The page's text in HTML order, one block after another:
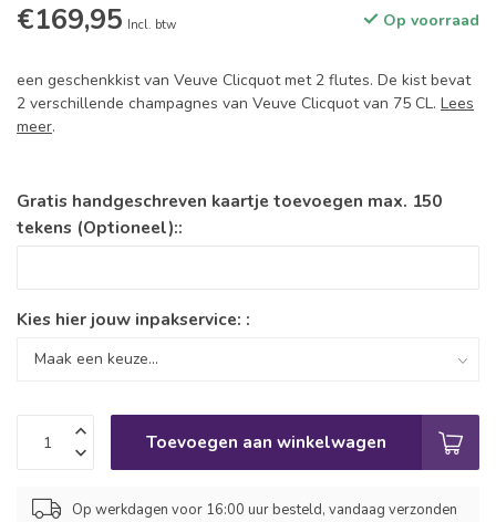
€169,95 Incl. btw Op voorraad
een geschenkkist van Veuve Clicquot met 2 flutes. De kist bevat
2 verschillende champagnes van Veuve Clicquot van 75 CL. Lees
meer.
Gratis handgeschreven kaartje toevoegen max. 150
tekens (Optioneel)::
Kies hier jouw inpakservice: :
Toevoegen aan winkelwagen
Op werkdagen voor 16:00 uur besteld, vandaag verzonden